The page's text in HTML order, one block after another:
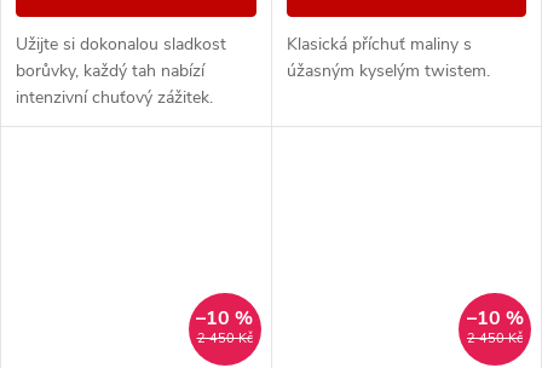
Užijte si dokonalou sladkost
borůvky, každý tah nabízí
intenzivní chuťový zážitek.
Klasická příchuť maliny s
úžasným kyselým twistem.
2 450 Kč
–10 %
2 450 Kč
–10 %